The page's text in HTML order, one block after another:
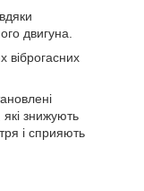
двигуна.
віброгасних
які знижують
і сприяють